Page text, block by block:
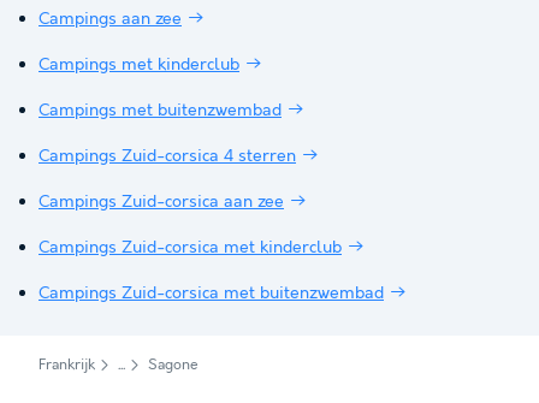
Campings aan zee
Campings met kinderclub
Campings met buitenzwembad
Campings Zuid-corsica 4 sterren
Campings Zuid-corsica aan zee
Campings Zuid-corsica met kinderclub
Campings Zuid-corsica met buitenzwembad
Frankrijk Sagone